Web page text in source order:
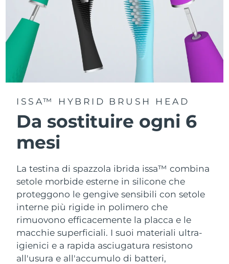
ISSA™ HYBRID BRUSH HEAD
Da sostituire ogni 6
mesi
La testina di spazzola ibrida issa™ combina
setole morbide esterne in silicone che
proteggono le gengive sensibili con setole
interne più rigide in polimero che
rimuovono efficacemente la placca e le
macchie superficiali. I suoi materiali ultra-
igienici e a rapida asciugatura resistono
all'usura e all'accumulo di batteri,